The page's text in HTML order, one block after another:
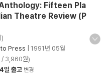
Fifteen Pla
Theatre Review (P
)
Press
1991년 05월
/ 3,960원)
일 출고 변경